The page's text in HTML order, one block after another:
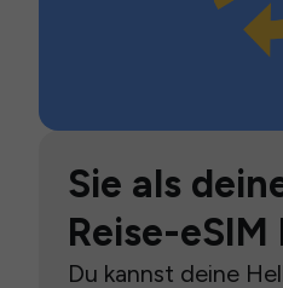
Sie als
Reise-
Du kannst deine